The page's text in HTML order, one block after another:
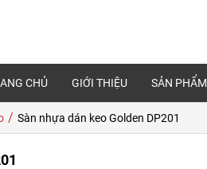
CHỦ GIỚI THIỆU SẢN PHẨM
/ Sàn nhựa dán keo Golden DP201